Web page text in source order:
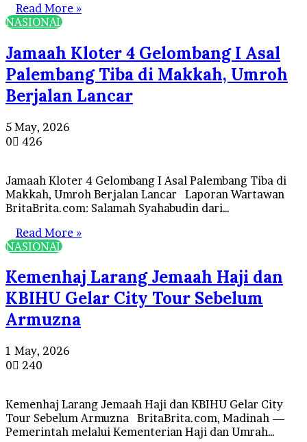
Read More »
NASIONAL
Jamaah Kloter 4 Gelombang I Asal
Palembang Tiba di Makkah, Umroh
Berjalan Lancar
5 May, 2026
0
426
Jamaah Kloter 4 Gelombang I Asal Palembang Tiba di
Makkah, Umroh Berjalan Lancar Laporan Wartawan
BritaBrita.com: Salamah Syahabudin dari…
Read More »
NASIONAL
Kemenhaj Larang Jemaah Haji dan
KBIHU Gelar City Tour Sebelum
Armuzna
1 May, 2026
0
240
Kemenhaj Larang Jemaah Haji dan KBIHU Gelar City
Tour Sebelum Armuzna BritaBrita.com, Madinah —
Pemerintah melalui Kementerian Haji dan Umrah…